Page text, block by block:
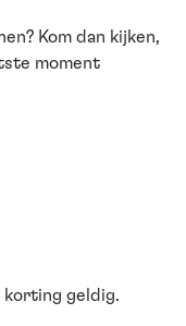
Kom dan kijken,
moment
korting geldig.